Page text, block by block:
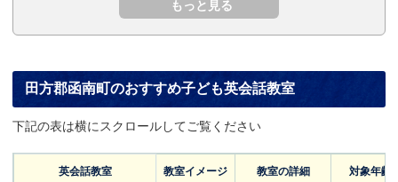
田方郡函南町のおすすめ子ども英会話教室
下記の表は横にスクロールしてご覧ください
英会話教室 教室イメージ 教室の詳細 対象年齢